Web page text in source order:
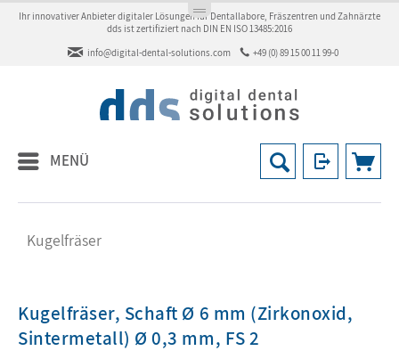
Ihr innovativer Anbieter digitaler Lösungen für Dentallabore, Fräszentren und Zahnärzte
dds ist zertifiziert nach DIN EN ISO 13485:2016
info@digital-dental-solutions.com
+49 (0) 89 15 00 11 99-0
MENÜ
Kugelfräser
Kugelfräser, Schaft Ø 6 mm (Zirkonoxid,
Sintermetall) Ø 0,3 mm, FS 2